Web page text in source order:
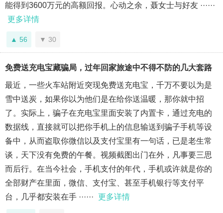
能得到3600万元的高额回报。心动之余，聂女士与好友 ······
更多详情
56 30
免费送充电宝藏骗局，过年回家旅途中不得不防的几大套路
最近，一些火车站附近突现免费送充电宝，千万不要以为是
雪中送炭，如果你以为他们是在给你送温暖，那你就中招
了。实际上，骗子在充电宝里面安装了内置卡，通过充电的
数据线，直接就可以把你手机上的信息输送到骗子手机等设
备中，从而盗取你微信以及支付宝里有一句话，已是老生常
谈，天下没有免费的午餐。视频截图出门在外，凡事要三思
而后行。在当今社会，手机支付的年代，手机或许就是你的
全部财产在里面，微信、支付宝、甚至手机银行等支付平
台，几乎都安装在手 ······ 更多详情